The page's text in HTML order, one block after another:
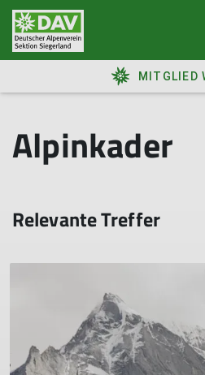
MITGLIED
Alpinkader
Relevante Treffer